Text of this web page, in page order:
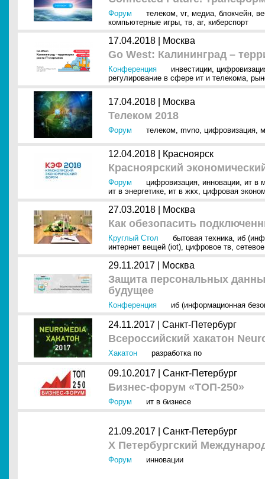
Форум телеком, vr, медиа, блокчейн,
компьютерные игры, тв, ar, киберспорт
17.04.2018 | Москва
Go West: ​​​​​​​Калининград –
Конференция инвестиции,
регулирование в сфере ит и телекома,
17.04.2018 | Москва
Телеком 2018
Форум телеком, mvno, цифровизация,
12.04.2018 | Красноярск
Красноярский
Форум цифровизация, инновации, ит в
ит в энергетике, ит в жкх, цифровая
27.03.2018 | Москва
Как обезопасить
Круглый Стол бытовая техника, иб
интернет вещей (iot), цифровое тв,
29.11.2017 | Москва
Защита персональных
будущее
Конференция иб (информационная
24.11.2017 | Санкт-Петербург
Всероссийский хакатон
Хакатон разработка по
09.10.2017 | Санкт-Петербург
Бизнес-форум «ТОП-250»
Форум ит в бизнесе
21.09.2017 | Санкт-Петербург
X Петербургский
Форум инновации